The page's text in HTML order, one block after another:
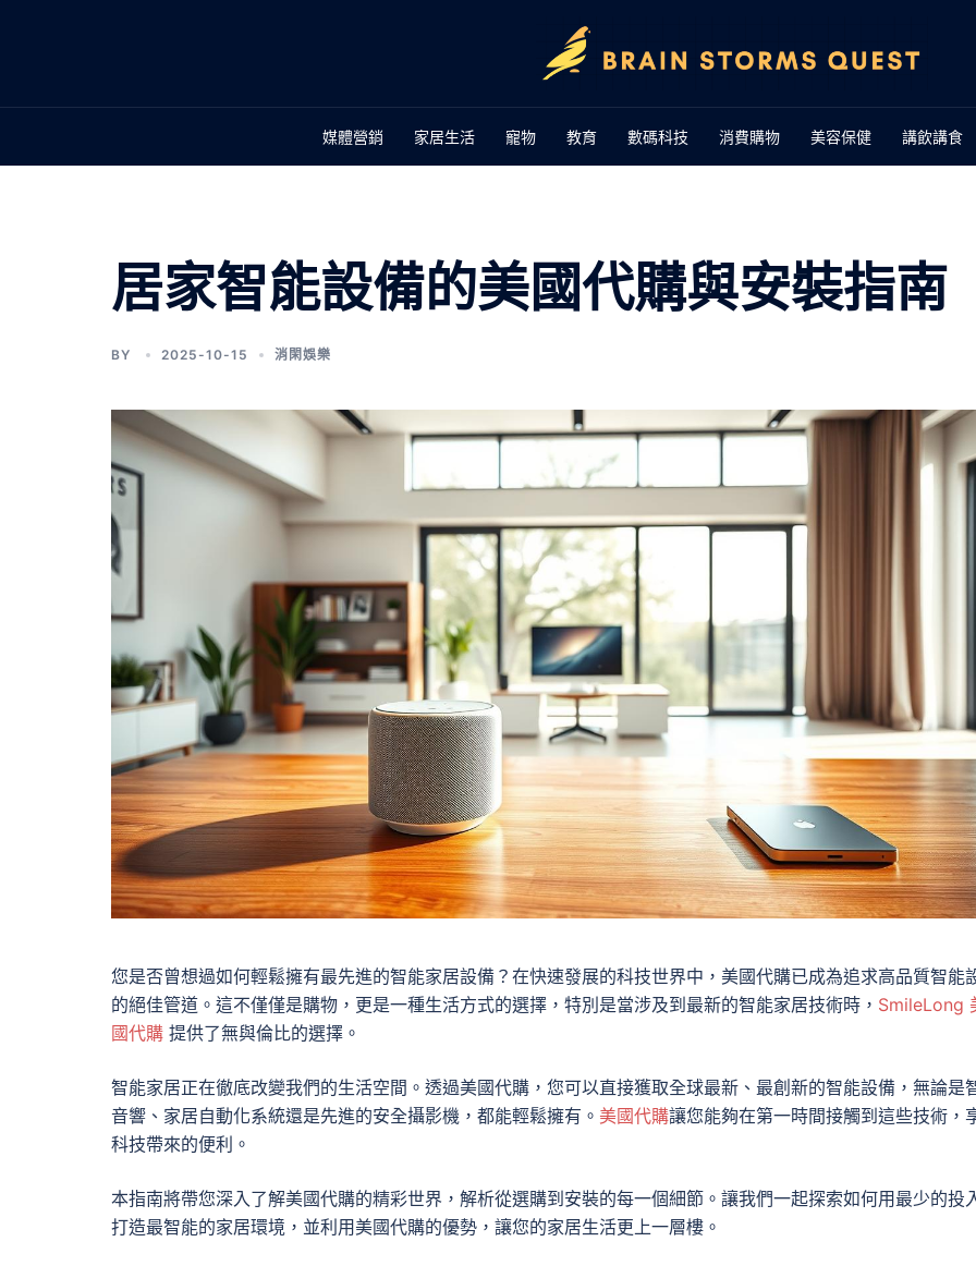
媒體營銷 家居生活 寵物 教育 數碼科技 消費購物 美容保健 講飲講食
居家智能設備的美國代購與安裝指南
BY 2025-10-15 消閑娛樂
您是否曾想過如何輕鬆擁有最先進的智能家居設備？在快速發展的科技世界中，美國代購已成為追求高品質智能
的絕佳管道。這不僅僅是購物，更是一種生活方式的選擇，特別是當涉及到最新的智能家居技術時， SmileLong
國代購 提供了無與倫比的選擇。
智能家居正在徹底改變我們的生活空間。透過美國代購，您可以直接獲取全球最新、最創新的智能設備，無論是
音響、家居自動化系統還是先進的安全攝影機，都能輕鬆擁有。 美國代購讓您能夠在第一時間接觸到這些技術，
科技帶來的便利。
本指南將帶您深入了解美國代購的精彩世界，解析從選購到安裝的每一個細節。讓我們一起探索如何用最少的投
打造最智能的家居環境，並利用美國代購的優勢，讓您的家居生活更上一層樓。